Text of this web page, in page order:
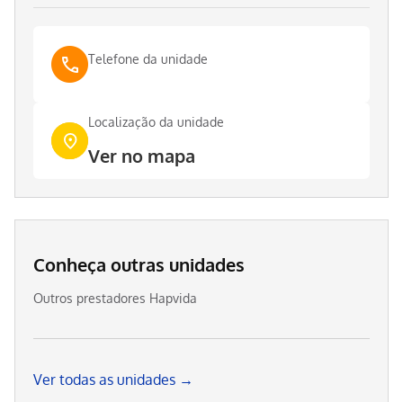
Telefone da unidade
Localização da unidade
Ver no mapa
Conheça outras unidades
Outros prestadores Hapvida
Ver todas as unidades →